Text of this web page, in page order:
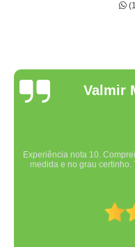
Valmir
Experiência nota 10.
medida e no grau certinho.